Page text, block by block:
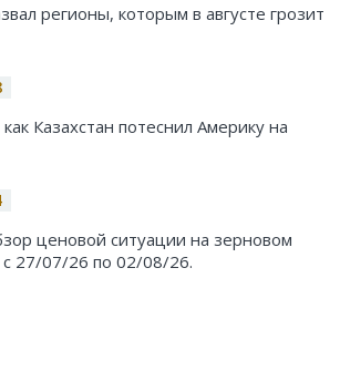
регионы, которым в августе грозит
Казахстан потеснил Америку на
ценовой ситуации на зерновом
с 27/07/26 по 02/08/26.